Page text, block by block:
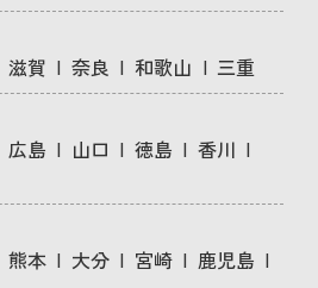
滋賀 奈良 和歌山
三重
広島 山口 徳島
香川
熊本 大分 宮崎
鹿児島